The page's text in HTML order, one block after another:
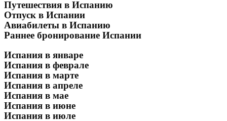
Путешествия в Испанию
Отпуск в Испании
Авиабилеты в Испанию
Раннее бронирование Испании
Испания в январе
Испания в феврале
Испания в марте
Испания в апреле
Испания в мае
Испания в июне
Испания в июле